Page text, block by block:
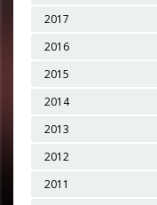
2017
2016
2015
2014
2013
2012
2011